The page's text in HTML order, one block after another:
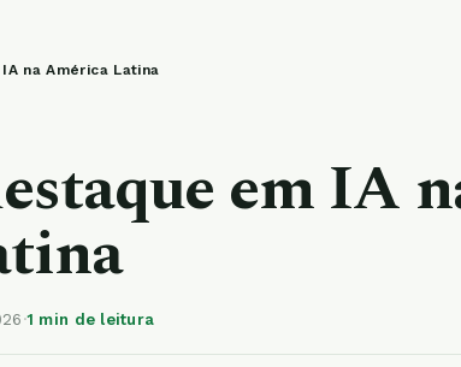
na América Latina
em IA
·1 min de leitura